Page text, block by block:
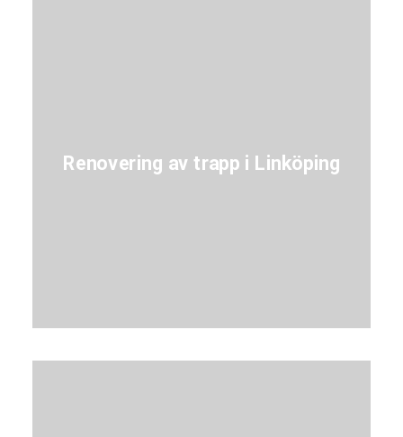
Renovering av trapp i Linköping